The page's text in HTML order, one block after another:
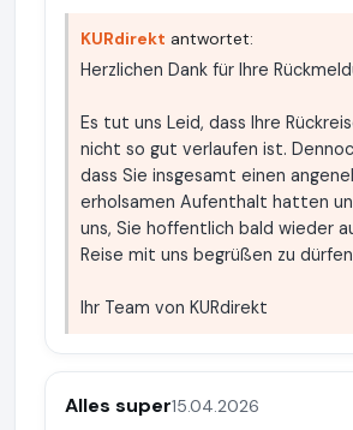
KURdirekt antwortet:
Herzlichen Dank für Ihre
Es tut uns Leid, dass Ihre
nicht so gut verlaufen ist.
dass Sie insgesamt einen
erholsamen Aufenthalt hatten
uns, Sie hoffentlich bald wieder
Reise mit uns begrüßen zu
Ihr Team von KURdirekt
Alles super15.04.2026